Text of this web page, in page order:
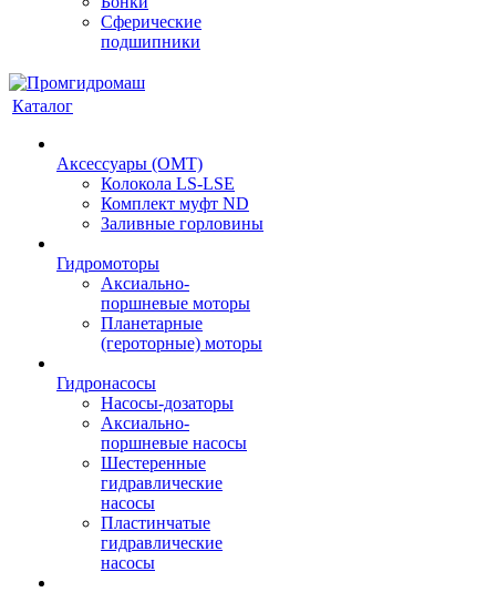
Сферические
подшипники
Каталог
Аксессуары (OMT)
Колокола LS-LSE
Комплект муфт ND
Заливные горловины
Гидромоторы
Аксиально-
поршневые моторы
Планетарные
(героторные) моторы
Гидронасосы
Насосы-дозаторы
Аксиально-
поршневые насосы
Шестеренные
гидравлические
насосы
Пластинчатые
гидравлические
насосы